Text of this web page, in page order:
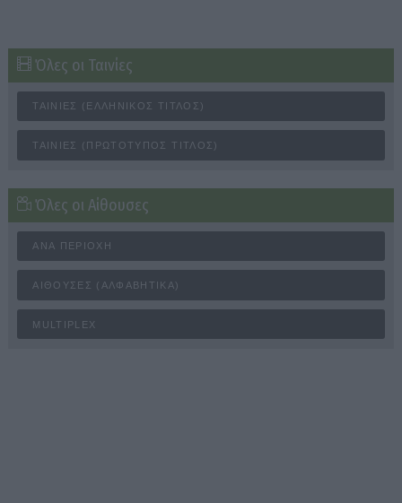
Όλες οι Ταινίες
ΤΑΙΝΊΕΣ (ΕΛΛΗΝΙΚΌΣ ΤΊΤΛΟΣ)
ΤΑΙΝΊΕΣ (ΠΡΩΤΌΤΥΠΟΣ ΤΊΤΛΟΣ)
Όλες οι Αίθουσες
ΑΝΆ ΠΕΡΙΟΧΉ
ΑΊΘΟΥΣΕΣ (ΑΛΦΑΒΗΤΙΚΆ)
MULTIPLEX